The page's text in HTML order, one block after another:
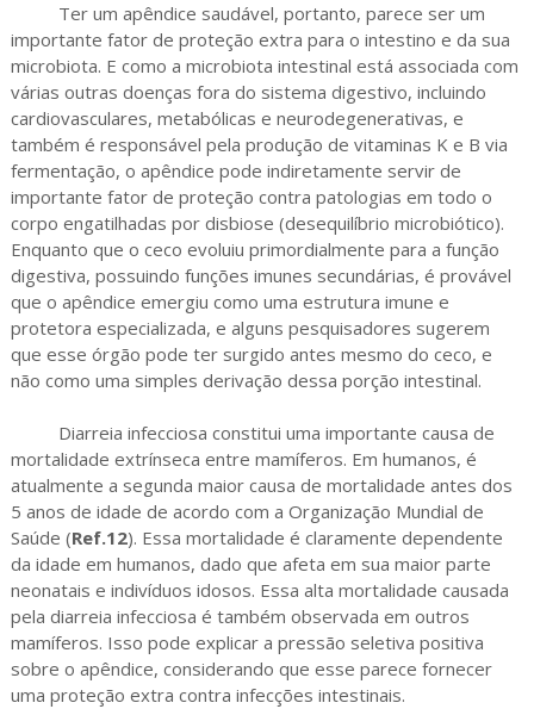
Ter um apêndice saudável, portanto, parece ser um
importante fator de proteção extra para o intestino e da sua
microbiota. E como a microbiota intestinal está associada com
várias outras doenças fora do sistema digestivo, incluindo
cardiovasculares, metabólicas e neurodegenerativas, e
também é responsável pela produção de vitaminas K e B via
fermentação, o apêndice pode indiretamente servir de
importante fator de proteção contra patologias em todo o
corpo engatilhadas por disbiose (desequilíbrio microbiótico).
Enquanto que o ceco evoluiu primordialmente para a função
digestiva, possuindo funções imunes secundárias, é provável
que o apêndice emergiu como uma estrutura imune e
protetora especializada, e alguns pesquisadores sugerem
que esse órgão pode ter surgido antes mesmo do ceco, e
não como uma simples derivação dessa porção intestinal.
Diarreia infecciosa constitui uma importante causa de
mortalidade extrínseca entre mamíferos. Em humanos, é
atualmente a segunda maior causa de mortalidade antes dos
5 anos de idade de acordo com a Organização Mundial de
Saúde (Ref.12). Essa mortalidade é claramente dependente
da idade em humanos, dado que afeta em sua maior parte
neonatais e indivíduos idosos. Essa alta mortalidade causada
pela diarreia infecciosa é também observada em outros
mamíferos. Isso pode explicar a pressão seletiva positiva
sobre o apêndice, considerando que esse parece fornecer
uma proteção extra contra infecções intestinais.